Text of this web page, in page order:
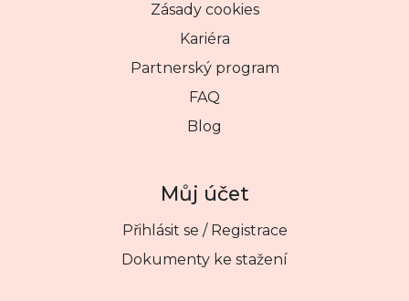
Zásady cookies
Kariéra
Partnerský program
FAQ
Blog
Můj účet
Přihlásit se / Registrace
Dokumenty ke stažení